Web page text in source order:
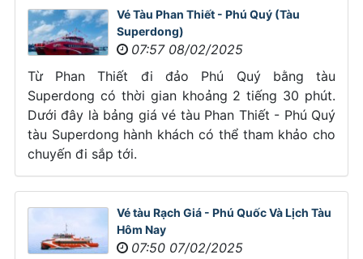
Vé Tàu Phan Thiết - Phú Quý (Tàu
Superdong)
07:57 08/02/2025
Từ Phan Thiết đi đảo Phú Quý bằng tàu
Superdong có thời gian khoảng 2 tiếng 30 phút.
Dưới đây là bảng giá vé tàu Phan Thiết - Phú Quý
tàu Superdong hành khách có thể tham khảo cho
chuyến đi sắp tới.
Vé tàu Rạch Giá - Phú Quốc Và Lịch Tàu
Hôm Nay
07:50 07/02/2025